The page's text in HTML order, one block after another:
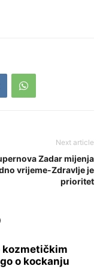
Next article
Zadar mijenja
vrijeme-Zdravlje je
prioritet
kozmetičkim
o kockanju